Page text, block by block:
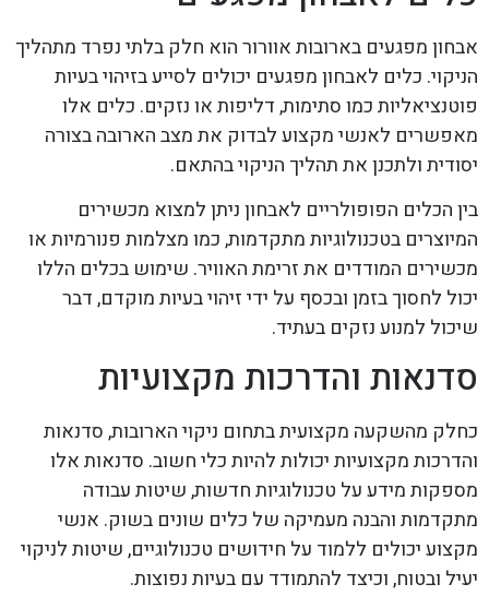
אבחון מפגעים בארובות אוורור הוא חלק בלתי נפרד מתהליך
הניקוי. כלים לאבחון מפגעים יכולים לסייע בזיהוי בעיות
פוטנציאליות כמו סתימות, דליפות או נזקים. כלים אלו
מאפשרים לאנשי מקצוע לבדוק את מצב הארובה בצורה
יסודית ולתכנן את תהליך הניקוי בהתאם.
בין הכלים הפופולריים לאבחון ניתן למצוא מכשירים
המיוצרים בטכנולוגיות מתקדמות, כמו מצלמות פנורמיות או
מכשירים המודדים את זרימת האוויר. שימוש בכלים הללו
יכול לחסוך בזמן ובכסף על ידי זיהוי בעיות מוקדם, דבר
שיכול למנוע נזקים בעתיד.
סדנאות והדרכות מקצועיות
כחלק מהשקעה מקצועית בתחום ניקוי הארובות, סדנאות
והדרכות מקצועיות יכולות להיות כלי חשוב. סדנאות אלו
מספקות מידע על טכנולוגיות חדשות, שיטות עבודה
מתקדמות והבנה מעמיקה של כלים שונים בשוק. אנשי
מקצוע יכולים ללמוד על חידושים טכנולוגיים, שיטות לניקוי
יעיל ובטוח, וכיצד להתמודד עם בעיות נפוצות.